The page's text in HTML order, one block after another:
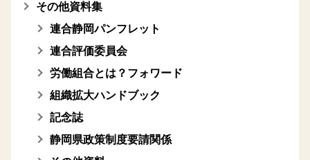
その他資料集
連合静岡パンフレット
連合評価委員会
労働組合とは？フォワード
組織拡大ハンドブック
記念誌
静岡県政策制度要請関係